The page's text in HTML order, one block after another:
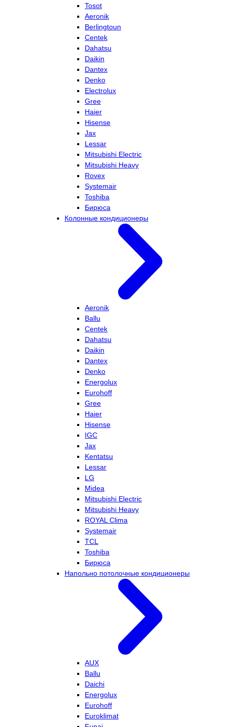
Tosot
Aeronik
Berlingtoun
Centek
Dahatsu
Daikin
Dantex
Denko
Electrolux
Gree
Haier
Hisense
Jax
Lessar
Mitsubishi Electric
Mitsubishi Heavy
Rovex
Systemair
Toshiba
Бирюса
Колонные кондиционеры
Aeronik
Ballu
Centek
Dahatsu
Daikin
Dantex
Denko
Energolux
Eurohoff
Gree
Haier
Hisense
IGC
Jax
Kentatsu
Lessar
LG
Midea
Mitsubishi Electric
Mitsubishi Heavy
ROYAL Clima
Systemair
TCL
Toshiba
Бирюса
Напольно потолочные кондиционеры
AUX
Ballu
Daichi
Energolux
Eurohoff
Euroklimat